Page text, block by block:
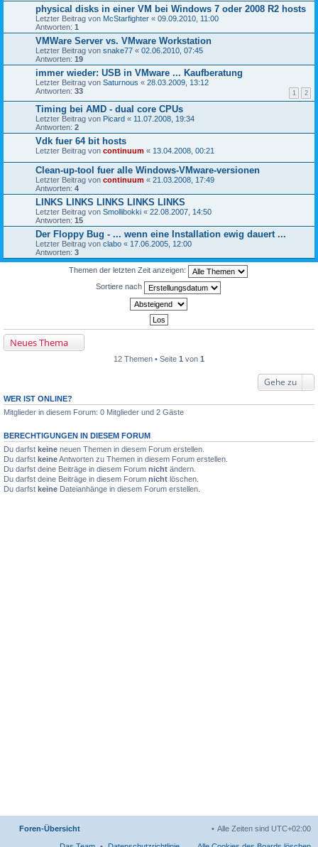
physical disks in einer VM bei Windows 7 oder 2008 R2 hosts
Letzter Beitrag von McStarfighter « 09.09.2010, 11:00
Antworten: 1
VMWare Server vs. VMware Workstation
Letzter Beitrag von snake77 « 02.06.2010, 07:45
Antworten: 19
immer wieder: USB in VMware ... Kaufberatung
Letzter Beitrag von Saturnous « 28.03.2009, 13:12
Antworten: 33 1 2
Timing bei AMD - dual core CPUs
Letzter Beitrag von Picard « 11.07.2008, 19:34
Antworten: 2
Vdk fuer 64 bit hosts
Letzter Beitrag von continuum « 13.04.2008, 00:21
Clean-up-tool fuer alle Windows-VMware-versionen
Letzter Beitrag von continuum « 21.03.2008, 17:49
Antworten: 4
LINKS LINKS LINKS LINKS LINKS
Letzter Beitrag von Smollibokki « 22.08.2007, 14:50
Antworten: 15
Der Floppy Bug - ... wenn eine Installation ewig dauert ...
Letzter Beitrag von clabo « 17.06.2005, 12:00
Antworten: 3
Themen der letzten Zeit anzeigen:
Sortiere nach
Neues Thema
12 Themen • Seite 1 von 1
Gehe zu
WER IST ONLINE?
Mitglieder in diesem Forum: 0 Mitglieder und 2 Gäste
BERECHTIGUNGEN IN DIESEM FORUM
Du darfst keine neuen Themen in diesem Forum erstellen.
Du darfst keineAntworten zu Themen in diesem Forum erstellen.
Du darfst deine Beiträge in diesem Forum nicht ändern.
Du darfst deine Beiträge in diesem Forum nicht löschen.
Du darfst keine Dateianhänge in diesem Forum erstellen.
Foren-Übersicht Alle Zeiten sind UTC+02:00